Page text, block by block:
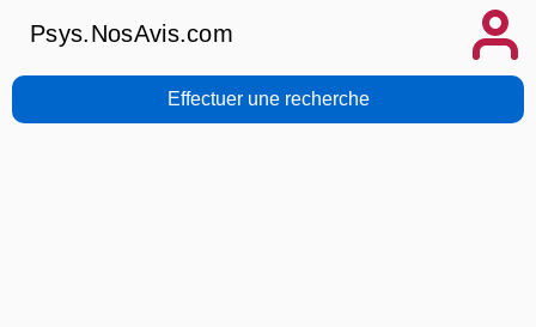
Psys.NosAvis.com
Effectuer une recherche